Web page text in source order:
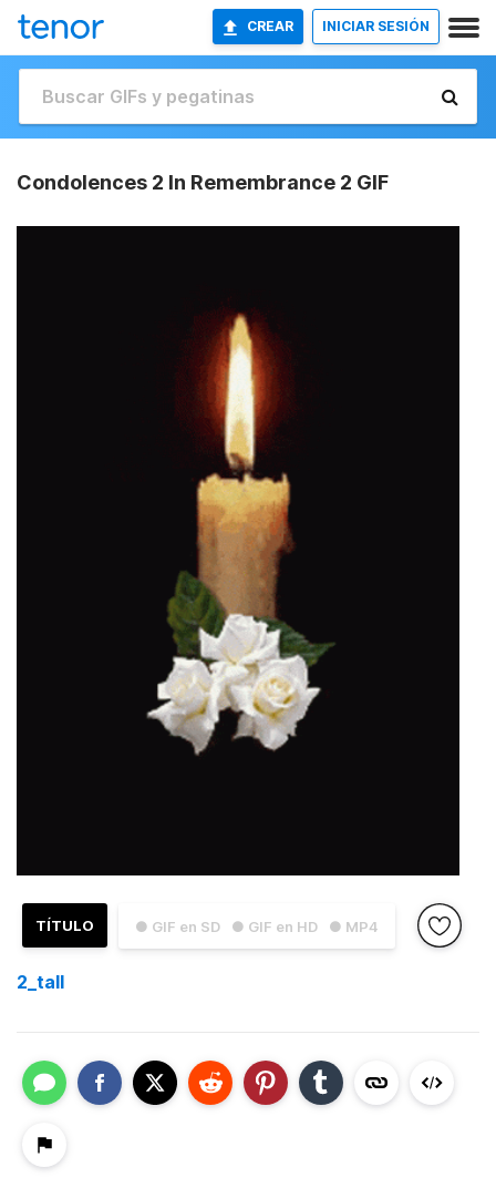
CREAR INICIAR SESIÓN
Condolences 2 In Remembrance 2 GIF
● GIF en SD ● GIF en HD ● MP4
TÍTULO
2_tall